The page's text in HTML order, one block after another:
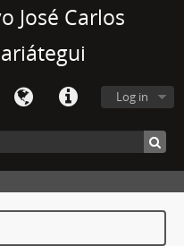
José Carlos
Log in